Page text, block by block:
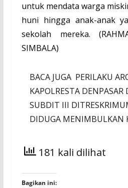
untuk mendata warga
huni hingga anak-anak
sekolah mereka.
SIMBALA)
BACA JUGA PERILAKU
KAPOLRESTA
SUBDIT III
DIDUGA MENIMBULKAN
181 kali dilihat
Bagikan ini: